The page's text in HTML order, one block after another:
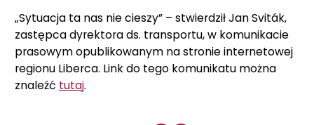
„Sytuacja ta nas nie cieszy” – stwierdził Jan Sviták,
zastępca dyrektora ds. transportu, w komunikacie
prasowym opublikowanym na stronie internetowej
regionu Liberca. Link do tego komunikatu można
znaleźć tutaj.